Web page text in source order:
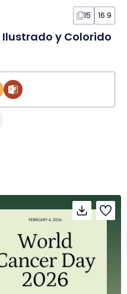
15 16:9
Ilustrado y Colorido